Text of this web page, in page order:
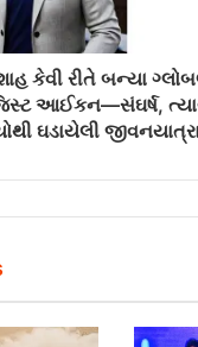
શાહ કેવી રીતે બન્યા
આઈકન—સંઘર્ષ,
ઘડાયેલી